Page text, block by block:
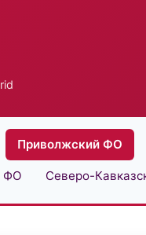
Приволжский ФО
ФО Северо-